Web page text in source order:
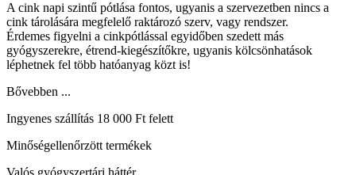
A cink napi szintű pótlása fontos, ugyanis a szervezetben nincs a
cink tárolására megfelelő raktározó szerv, vagy rendszer.
Érdemes figyelni a cinkpótlással egyidőben szedett más
gyógyszerekre, étrend-kiegészítőkre, ugyanis kölcsönhatások
léphetnek fel több hatóanyag közt is!
Bővebben ...
Ingyenes szállítás 18 000 Ft felett
Minőségellenőrzött termékek